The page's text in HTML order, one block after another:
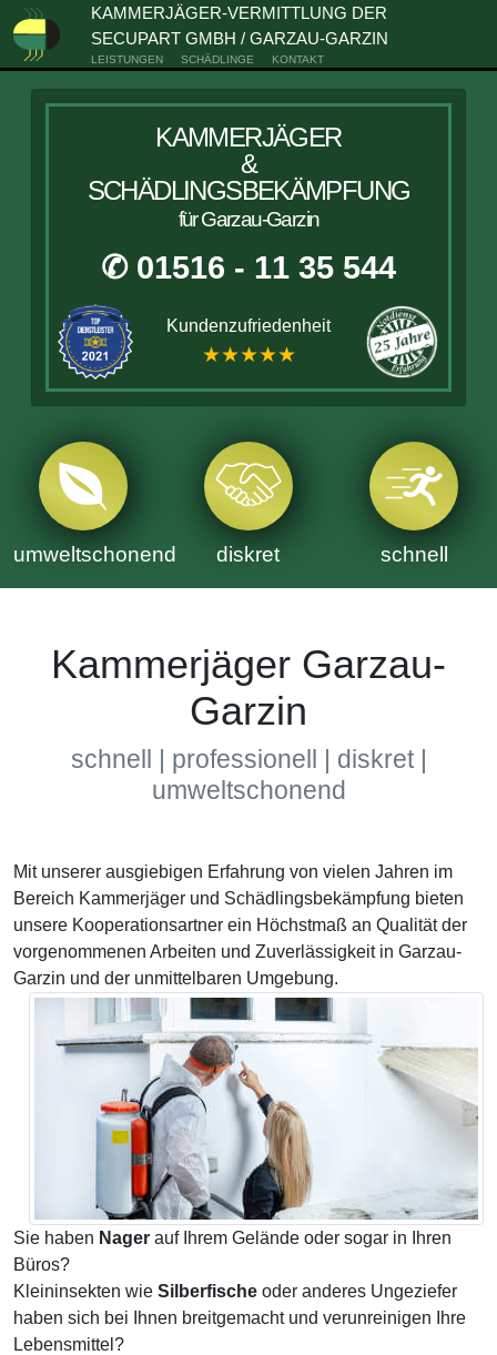
KAMMERJÄGER-VERMITTLUNG DER
SECUPART GMBH / GARZAU-GARZIN
LEISTUNGEN SCHÄDLINGE KONTAKT
KAMMERJÄGER
&
SCHÄDLINGSBEKÄMPFUNG
für Garzau-Garzin
✆ 01516 - 11 35 544
Kundenzufriedenheit
★★★★★
umweltschonend diskret schnell
Kammerjäger Garzau-
Garzin
schnell | professionell | diskret |
umweltschonend
Mit unserer ausgiebigen Erfahrung von vielen Jahren im
Bereich Kammerjäger und Schädlingsbekämpfung bieten
unsere Kooperationsartner ein Höchstmaß an Qualität der
vorgenommenen Arbeiten und Zuverlässigkeit in Garzau-
Garzin und der unmittelbaren Umgebung.
Sie haben Nager auf Ihrem Gelände oder sogar in Ihren
Büros?
Kleininsekten wie Silberfische oder anderes Ungeziefer
haben sich bei Ihnen breitgemacht und verunreinigen Ihre
Lebensmittel?